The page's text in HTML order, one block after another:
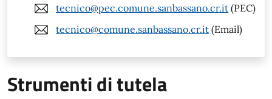
tecnico@pec.comune.sanbassano.cr.it (PEC)
tecnico@comune.sanbassano.cr.it (Email)
Strumenti di tutela